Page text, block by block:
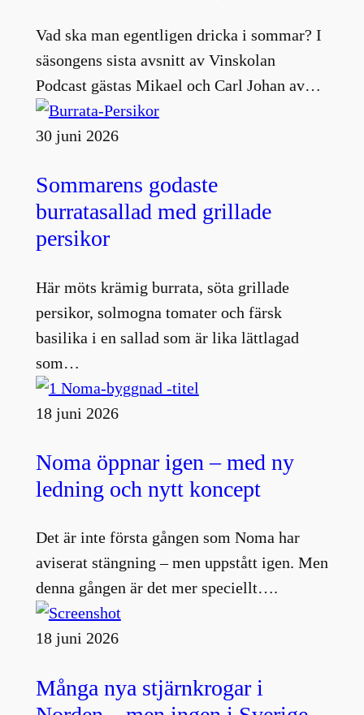
Vad ska man egentligen dricka i sommar? I
säsongens sista avsnitt av Vinskolan
Podcast gästas Mikael och Carl Johan av…
30 juni 2026
Sommarens godaste
burratasallad med grillade
persikor
Här möts krämig burrata, söta grillade
persikor, solmogna tomater och färsk
basilika i en sallad som är lika lättlagad
som…
18 juni 2026
Noma öppnar igen – med ny
ledning och nytt koncept
Det är inte första gången som Noma har
aviserat stängning – men uppstått igen. Men
denna gången är det mer speciellt….
18 juni 2026
Många nya stjärnkrogar i